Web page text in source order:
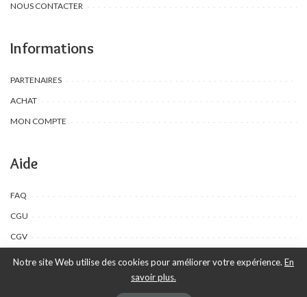
NOUS CONTACTER
Informations
PARTENAIRES
ACHAT
MON COMPTE
Aide
FAQ
CGU
CGV
©Toombow Kids, 2022 - 2024 - Tous droits réservés | Créé par Ewing
Notre site Web utilise des cookies pour améliorer votre expérience. En
savoir plus.